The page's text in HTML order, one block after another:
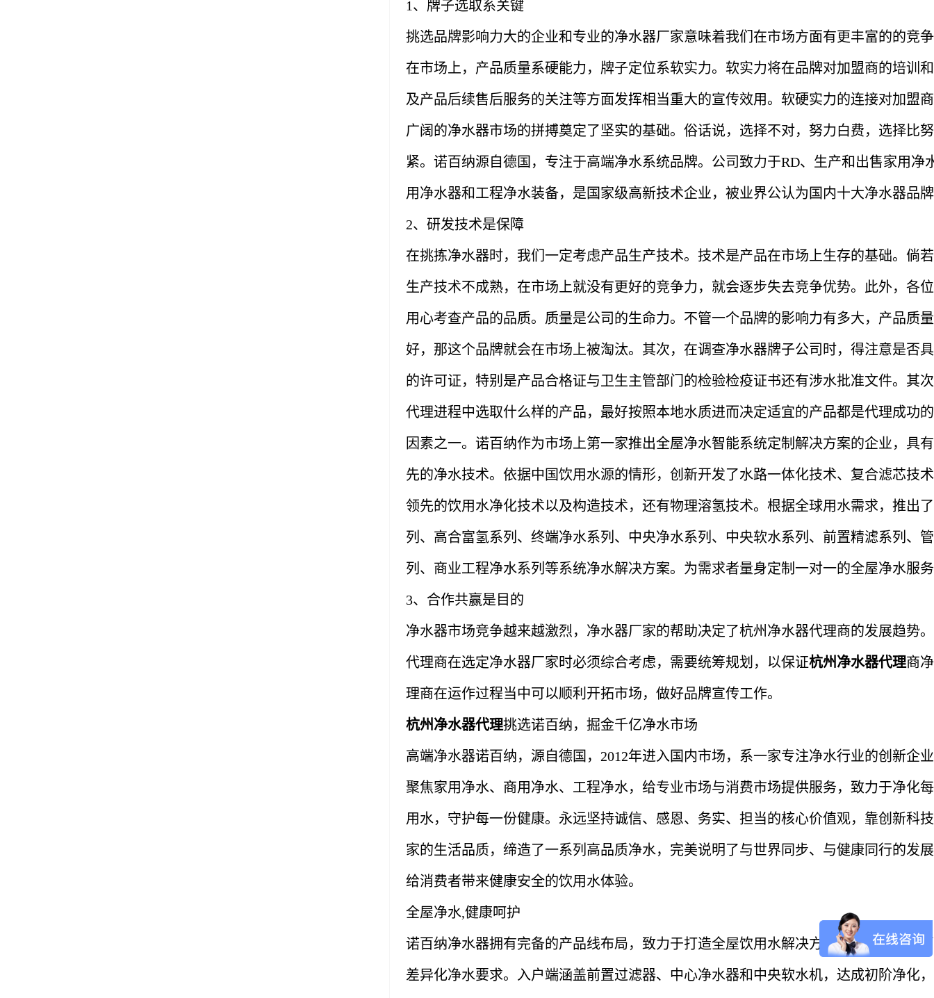
1、牌子选取系关键
挑选品牌影响力大的企业和专业的净水器厂家意味着我们在市场方面有更丰富的的竞
在市场上，产品质量系硬能力，牌子定位系软实力。软实力将在品牌对加盟商的培训
及产品后续售后服务的关注等方面发挥相当重大的宣传效用。软硬实力的连接对加盟
广阔的净水器市场的拼搏奠定了坚实的基础。俗话说，选择不对，努力白费，选择比
紧。诺百纳源自德国，专注于高端净水系统品牌。公司致力于RD、生产和出售家用净
用净水器和工程净水装备，是国家级高新技术企业，被业界公认为国内十大净水器品
2、研发技术是保障
在挑拣净水器时，我们一定考虑产品生产技术。技术是产品在市场上生存的基础。倘
生产技术不成熟，在市场上就没有更好的竞争力，就会逐步失去竞争优势。此外，各
用心考查产品的品质。质量是公司的生命力。不管一个品牌的影响力有多大，产品质
好，那这个品牌就会在市场上被淘汰。其次，在调查净水器牌子公司时，得注意是否
的许可证，特别是产品合格证与卫生主管部门的检验检疫证书还有涉水批准文件。其
代理进程中选取什么样的产品，最好按照本地水质进而决定适宜的产品都是代理成功
因素之一。诺百纳作为市场上第一家推出全屋净水智能系统定制解决方案的企业，具
先的净水技术。依据中国饮用水源的情形，创新开发了水路一体化技术、复合滤芯技
领先的饮用水净化技术以及构造技术，还有物理溶氢技术。根据全球用水需求，推出
列、高合富氢系列、终端净水系列、中央净水系列、中央软水系列、前置精滤系列、
列、商业工程净水系列等系统净水解决方案。为需求者量身定制一对一的全屋净水服
3、合作共赢是目的
净水器市场竞争越来越激烈，净水器厂家的帮助决定了杭州净水器代理商的发展趋势
代理商在选定净水器厂家时必须综合考虑，需要统筹规划，以保证杭州净水器代理商
理商在运作过程当中可以顺利开拓市场，做好品牌宣传工作。
杭州净水器代理挑选诺百纳，掘金千亿净水市场
高端净水器诺百纳，源自德国，2012年进入国内市场，系一家专注净水行业的创新企
聚焦家用净水、商用净水、工程净水，给专业市场与消费市场提供服务，致力于净化
用水，守护每一份健康。永远坚持诚信、感恩、务实、担当的核心价值观，靠创新科
家的生活品质，缔造了一系列高品质净水，完美说明了与世界同步、与健康同行的发
给消费者带来健康安全的饮用水体验。
全屋净水,健康呵护
诺百纳净水器拥有完备的产品线布局，致力于打造全屋饮用水解决方案，以满足不同
差异化净水要求。入户端涵盖前置过滤器、中心净水器和中央软水机，达成初阶净化